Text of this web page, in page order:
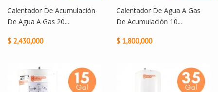
Calentador De Acumulación
De Agua A Gas 20...
$ 2,430,000
Calentador De Agua A Gas
De Acumulación 10...
$ 1,800,000